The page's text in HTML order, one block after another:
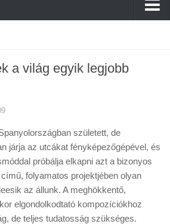
a világ egyik legjobb
született, de
járja az utcákat fényképezőgépével, és
próbálja elkapni azt a bizonyos
című, folyamatos projektjében olyan
az állunk. A meghökkentő,
elgondolkodtató kompozíciókhoz
de teljes tudatosság szükséges.